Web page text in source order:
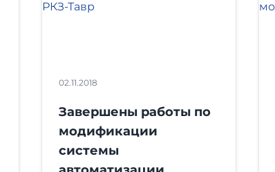
02.11.2018
Завершены работы по
модификации
системы